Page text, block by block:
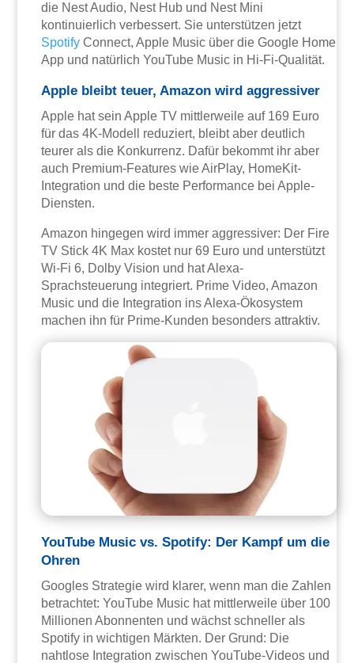
die Nest Audio, Nest Hub und Nest Mini
kontinuierlich verbessert. Sie unterstützen jetzt
Spotify Connect, Apple Music über die Google Home
App und natürlich YouTube Music in Hi-Fi-Qualität.
Apple bleibt teuer, Amazon wird aggressiver
Apple hat sein Apple TV mittlerweile auf 169 Euro
für das 4K-Modell reduziert, bleibt aber deutlich
teurer als die Konkurrenz. Dafür bekommt ihr aber
auch Premium-Features wie AirPlay, HomeKit-
Integration und die beste Performance bei Apple-
Diensten.
Amazon hingegen wird immer aggressiver: Der Fire
TV Stick 4K Max kostet nur 69 Euro und unterstützt
Wi-Fi 6, Dolby Vision und hat Alexa-
Sprachsteuerung integriert. Prime Video, Amazon
Music und die Integration ins Alexa-Ökosystem
machen ihn für Prime-Kunden besonders attraktiv.
YouTube Music vs. Spotify: Der Kampf um die
Ohren
Googles Strategie wird klarer, wenn man die Zahlen
betrachtet: YouTube Music hat mittlerweile über 100
Millionen Abonnenten und wächst schneller als
Spotify in wichtigen Märkten. Der Grund: Die
nahtlose Integration zwischen YouTube-Videos und